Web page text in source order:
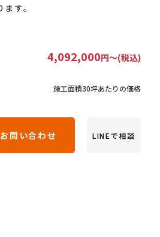
す。
4,092,000円〜(税込)
施工面積30坪あたりの価格
問い合わせ LINEで相談